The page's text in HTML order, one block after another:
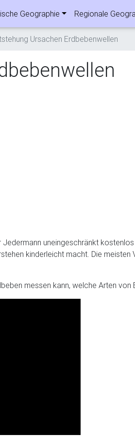
Geographie Regionale
Ursachen Erdbebenwellen
uneingeschränkt
kinderleicht macht. Die
messen kann, welche Arten